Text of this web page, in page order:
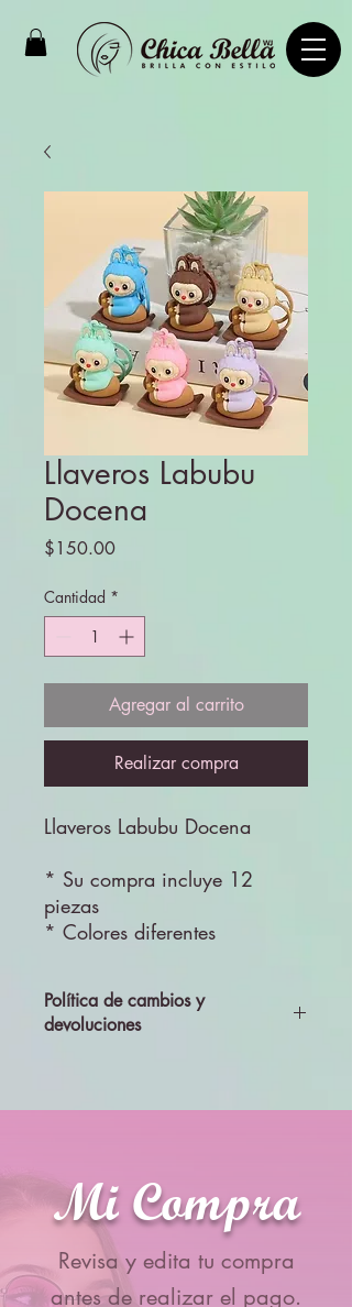
Llaveros Labubu
Docena
$150.00Precio
Cantidad *
Agregar al carrito
Realizar compra
Llaveros Labubu Docena
* Su compra incluye 12
piezas
* Colores diferentes
Política de cambios y
devoluciones
aceptará cambios ni devolciones
Mi Compra
Revisa y edita tu compra
antes de realizar el pago.